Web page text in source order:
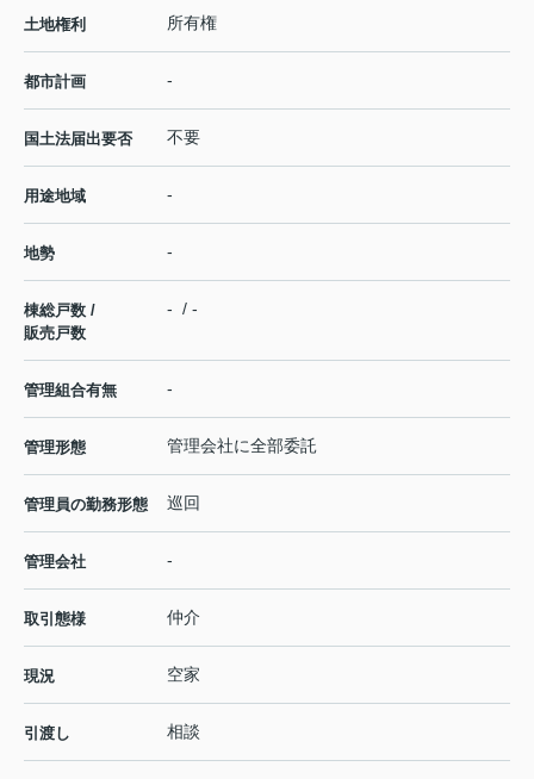
土地権利 所有権
都市計画 -
国土法届出要否 不要
用途地域 -
地勢 -
棟総戸数 /
販売戸数
- / -
管理組合有無 -
管理形態 管理会社に全部委託
管理員の勤務形態 巡回
管理会社 -
取引態様 仲介
現況 空家
引渡し 相談